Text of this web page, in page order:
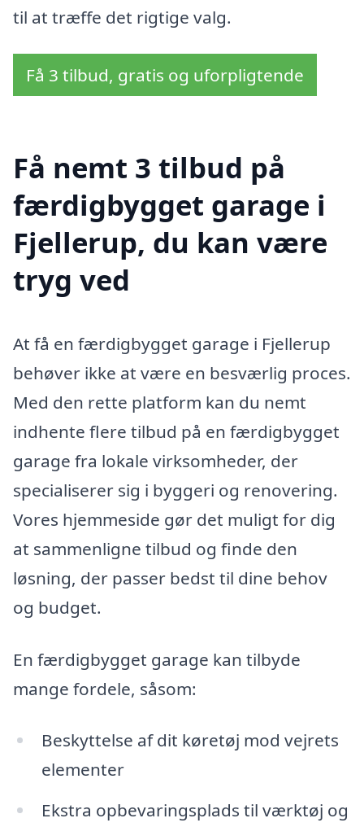
til at træffe det rigtige valg.
Få 3 tilbud, gratis og uforpligtende
Få nemt 3 tilbud på
færdigbygget garage i
Fjellerup, du kan være
tryg ved
At få en færdigbygget garage i Fjellerup
behøver ikke at være en besværlig proces.
Med den rette platform kan du nemt
indhente flere tilbud på en færdigbygget
garage fra lokale virksomheder, der
specialiserer sig i byggeri og renovering.
Vores hjemmeside gør det muligt for dig
at sammenligne tilbud og finde den
løsning, der passer bedst til dine behov
og budget.
En færdigbygget garage kan tilbyde
mange fordele, såsom:
Beskyttelse af dit køretøj mod vejrets
elementer
Ekstra opbevaringsplads til værktøj og